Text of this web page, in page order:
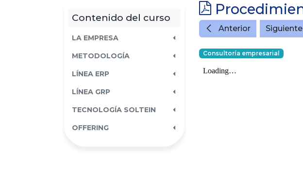
Contenido del curso
LA EMPRESA
METODOLOGÍA
LÍNEA ERP
LÍNEA GRP
TECNOLOGÍA SOLTEIN
OFFERING
Anterior Siguiente
Consultoría empresarial